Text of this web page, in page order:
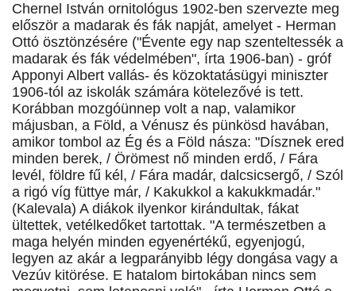
Chernel István ornitológus 1902-ben szervezte meg
először a madarak és fák napját, amelyet - Herman
Ottó ösztönzésére ("Évente egy nap szenteltessék a
madarak és fák védelmében", írta 1906-ban) - gróf
Apponyi Albert vallás- és közoktatásügyi miniszter
1906-tól az iskolák számára kötelezővé is tett.
Korábban mozgóünnep volt a nap, valamikor
májusban, a Föld, a Vénusz és pünkösd havában,
amikor tombol az Ég és a Föld násza: "Dísznek ered
minden berek, / Örömest nő minden erdő, / Fára
levél, földre fű kél, / Fára madár, dalcsicsergő, / Szól
a rigó víg füttye már, / Kakukkol a kakukkmadár."
(Kalevala) A diákok ilyenkor kirándultak, fákat
ültettek, vetélkedőket tartottak. "A természetben a
maga helyén minden egyenértékű, egyenjogú,
legyen az akár a legparányibb légy dongása vagy a
Vezúv kitörése. E hatalom birtokában nincs sem